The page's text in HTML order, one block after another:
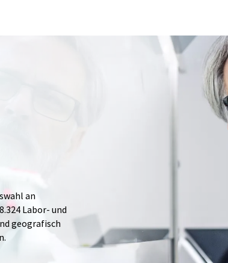
an
Labor- und
geografisch